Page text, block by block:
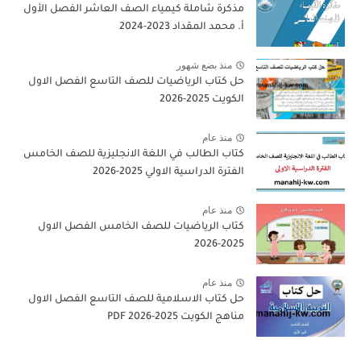
مذكرة شاملة كيمياء الصف العاشر الفصل الأول
أ. محمد المقداد 2023-2024
منذ بضع شهور
حل كتاب الرياضيات للصف التاسع الفصل الاول
الكويت 2025-2026
منذ عام
كتاب الطالب في اللغة الانجليزية للصف الخامس
الفترة الدراسية الاولي 2025-2026
منذ عام
كتاب الرياضيات للصف الخامس الفصل الاول
2025-2026
منذ عام
حل كتاب الاسلامية للصف التاسع الفصل الاول
مناهج الكويت 2025-2026 PDF